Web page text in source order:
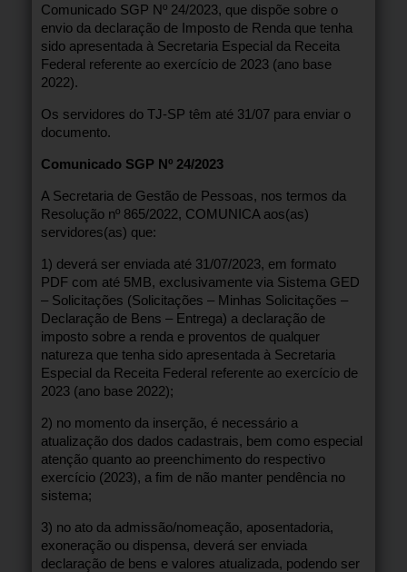
Comunicado SGP Nº 24/2023, que dispõe sobre o
envio da declaração de Imposto de Renda que tenha
sido apresentada à Secretaria Especial da Receita
Federal referente ao exercício de 2023 (ano base
2022).
Os servidores do TJ-SP têm até 31/07 para enviar o
documento.
Comunicado SGP Nº 24/2023
A Secretaria de Gestão de Pessoas, nos termos da
Resolução nº 865/2022, COMUNICA aos(as)
servidores(as) que:
1) deverá ser enviada até 31/07/2023, em formato
PDF com até 5MB, exclusivamente via Sistema GED
– Solicitações (Solicitações – Minhas Solicitações –
Declaração de Bens – Entrega) a declaração de
imposto sobre a renda e proventos de qualquer
natureza que tenha sido apresentada à Secretaria
Especial da Receita Federal referente ao exercício de
2023 (ano base 2022);
2) no momento da inserção, é necessário a
atualização dos dados cadastrais, bem como especial
atenção quanto ao preenchimento do respectivo
exercício (2023), a fim de não manter pendência no
sistema;
3) no ato da admissão/nomeação, aposentadoria,
exoneração ou dispensa, deverá ser enviada
declaração de bens e valores atualizada, podendo ser